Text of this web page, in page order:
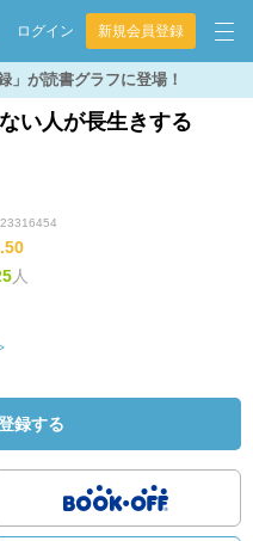
ログイン 新規会員登録
」が読書グラフに登場！
い人が長生きする
人
録する